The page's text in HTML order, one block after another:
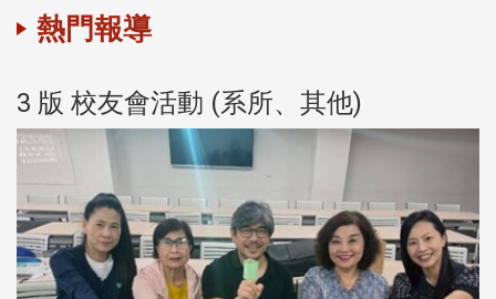
熱門報導
3 版 校友會活動 (系所、其他)